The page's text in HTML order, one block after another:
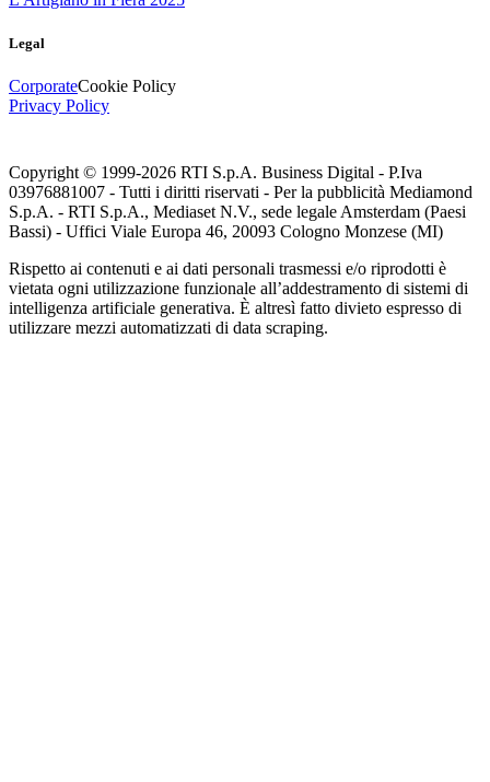
Legal
CorporateCookie Policy
Privacy Policy
Copyright © 1999-2026 RTI S.p.A. Business Digital - P.Iva
03976881007 - Tutti i diritti riservati - Per la pubblicità Mediamond
S.p.A. - RTI S.p.A., Mediaset N.V., sede legale Amsterdam (Paesi
Bassi) - Uffici Viale Europa 46, 20093 Cologno Monzese (MI)
Rispetto ai contenuti e ai dati personali trasmessi e/o riprodotti è
vietata ogni utilizzazione funzionale all’addestramento di sistemi di
intelligenza artificiale generativa. È altresì fatto divieto espresso di
utilizzare mezzi automatizzati di data scraping.